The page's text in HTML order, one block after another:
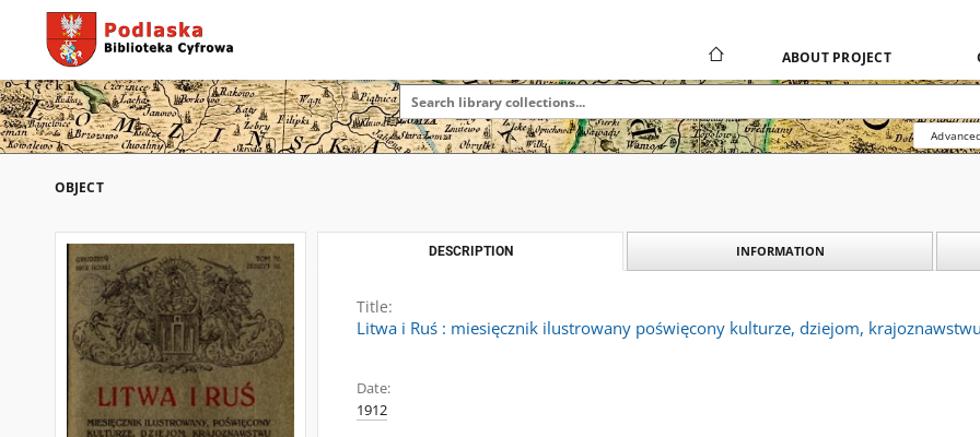
ABOUT PROJECT
OBJECT
DESCRIPTION INFORMATION
Title:
Litwa i Ruś : miesięcznik ilustrowany poświęcony kulturze, dziejom,
Date:
1912